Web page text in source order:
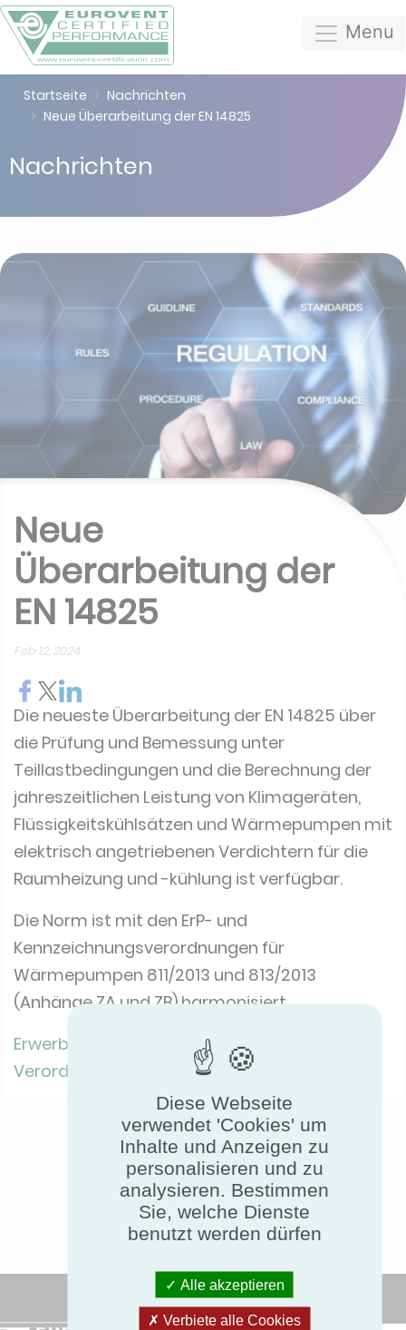
Menu
Startseite
Nachrichten
Neue Überarbeitung der EN 14825
Nachrichten
Neue
Überarbeitung der
EN 14825
Feb 12, 2024
Die neueste Überarbeitung der EN 14825 über
die Prüfung und Bemessung unter
Teillastbedingungen und die Berechnung der
jahreszeitlichen Leistung von Klimageräten,
Flüssigkeitskühlsätzen und Wärmepumpen mit
elektrisch angetriebenen Verdichtern für die
Raumheizung und -kühlung ist verfügbar.
Die Norm ist mit den ErP- und
Kennzeichnungsverordnungen für
Wärmepumpen 811/2013 und 813/2013
(Anhänge ZA und ZB) harmonisiert.
Erwerben Sie die EN 14825 (Juli 2022)
Verordnungen Nr. 811/2013 und 813/2013
Diese Webseite
verwendet 'Cookies' um
Inhalte und Anzeigen zu
personalisieren und zu
analysieren. Bestimmen
Sie, welche Dienste
benutzt werden dürfen
Alle akzeptieren
Verbiete alle Cookies